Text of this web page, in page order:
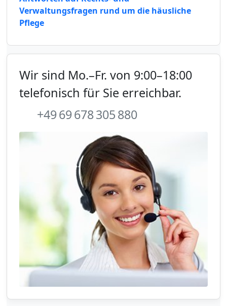
Verwaltungsfragen rund um die häusliche
Pflege
Wir sind Mo.–Fr. von 9:00–18:00
telefonisch für Sie erreichbar.
+49 69 678 305 880